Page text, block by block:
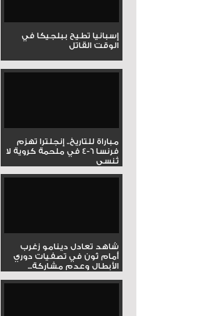
إسبانيا تطيح ببلجيكا في
الوقت القاتل
مباراة للتاريخ.. إنجلترا تهزم
فرنسا 6-4 في ملحمة كروية لا
تُنسى
شاهد تعادل دينامو زغرب
أمام ثون في تصفيات دوري
الأبطال وعدم مشاركة...